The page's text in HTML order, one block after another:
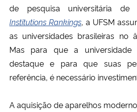
Controladoria-Geral da União
Ministério da Mulher, da Família e dos Direitos
Secretaria-Geral
de pesquisa universitária
Institutions Rankings, a UFSM
as universidades brasileiras no
Mas para que a universidade
destaque e para que suas
referência, é necessário
A aquisição de aparelhos